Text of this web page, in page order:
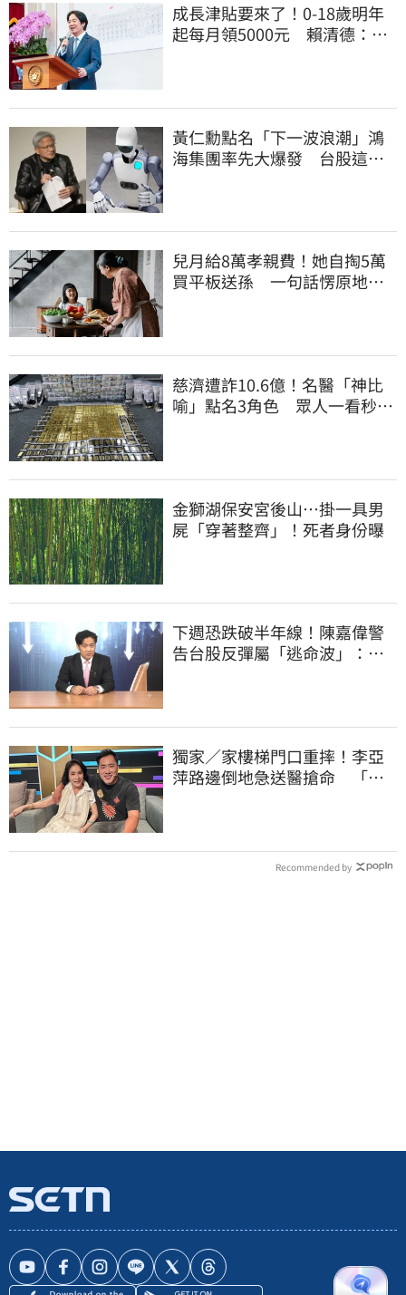
成長津貼要來了！0-18歲明年
起每月領5000元 賴清德：此
黃仁勳點名「下一波浪潮」鴻
海集團率先大爆發 台股這族
兒月給8萬孝親費！她自掏5萬
買平板送孫 一句話愣原地
慈濟遭詐10.6億！名醫「神比
喻」點名3角色 眾人一看秒懂
金獅湖保安宮後山…掛一具男
屍「穿著整齊」！死者身份曝
下週恐跌破半年線！陳嘉偉警
告台股反彈屬「逃命波」：空
獨家／家樓梯門口重摔！李亞
萍路邊倒地急送醫搶命 「最
Recommended by